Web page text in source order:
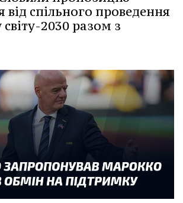
від спільного проведення
2030 разом з